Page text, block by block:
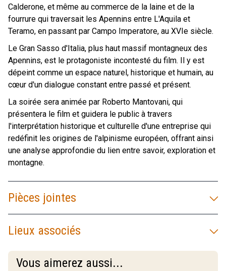
Calderone, et même au commerce de la laine et de la
fourrure qui traversait les Apennins entre L'Aquila et
Teramo, en passant par Campo Imperatore, au XVIe siècle.
Le Gran Sasso d'Italia, plus haut massif montagneux des
Apennins, est le protagoniste incontesté du film. Il y est
dépeint comme un espace naturel, historique et humain, au
cœur d'un dialogue constant entre passé et présent.
La soirée sera animée par Roberto Mantovani, qui
présentera le film et guidera le public à travers
l'interprétation historique et culturelle d'une entreprise qui
redéfinit les origines de l'alpinisme européen, offrant ainsi
une analyse approfondie du lien entre savoir, exploration et
montagne.
Pièces jointes
Lieux associés
Vous aimerez aussi...